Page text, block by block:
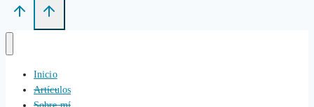
Inicio
Artículos